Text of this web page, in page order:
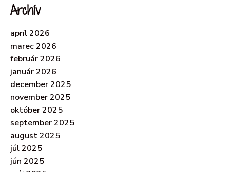
Archív
apríl 2026
marec 2026
február 2026
január 2026
december 2025
november 2025
október 2025
september 2025
august 2025
júl 2025
jún 2025